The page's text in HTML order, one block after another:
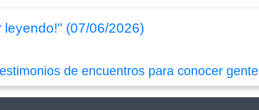
leyendo!" (07/06/2026)
de encuentros para conocer gente